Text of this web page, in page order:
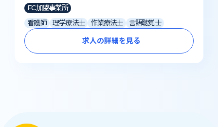
FC加盟事業所
看護師
理学療法士 作業療法士 言語聴覚士
求人の詳細を見る